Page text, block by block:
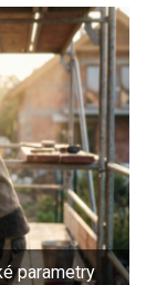
parametry